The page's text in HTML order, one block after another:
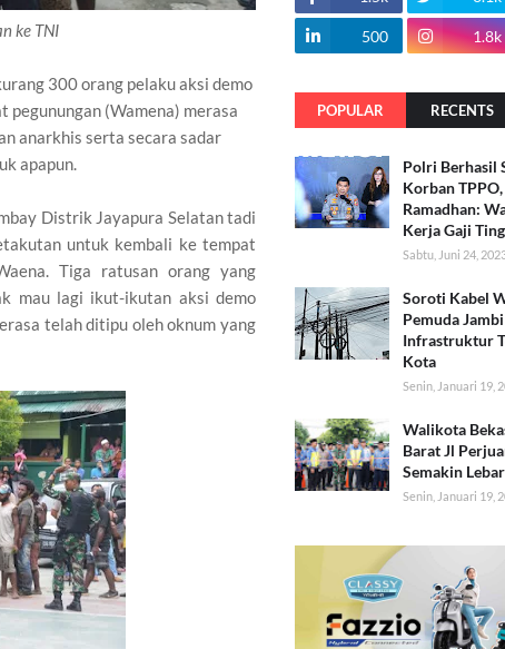
ke TNI
300 orang pelaku aksi demo
(Wamena) merasa
anarkhis serta secara sadar
apapun.
Distrik Jayapura Selatan tadi
untuk kembali ke tempat
Tiga ratusan orang yang
mau lagi ikut-ikutan aksi demo
telah ditipu oleh oknum yang
500 1.8k
POPULAR RECENTS
Polri Berhasil
Korban
Ramadhan:
Kerja Gaji
Sabtu, Juni 24,
Soroti Kabel
Pemuda
Infrastruktur
Kota
Senin, Januari 19,
Walikota
Barat Jl
Semakin
Senin, Januari 19,